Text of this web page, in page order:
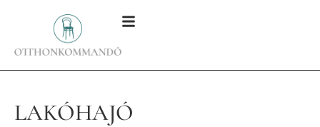
LAKÓHAJÓ